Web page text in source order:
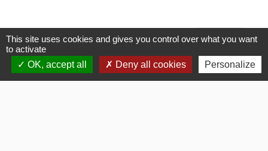
Voir tout
La Mairie
This site uses cookies and gives you control over what you want
to activate
OK, accept all
Deny all cookies Personalize